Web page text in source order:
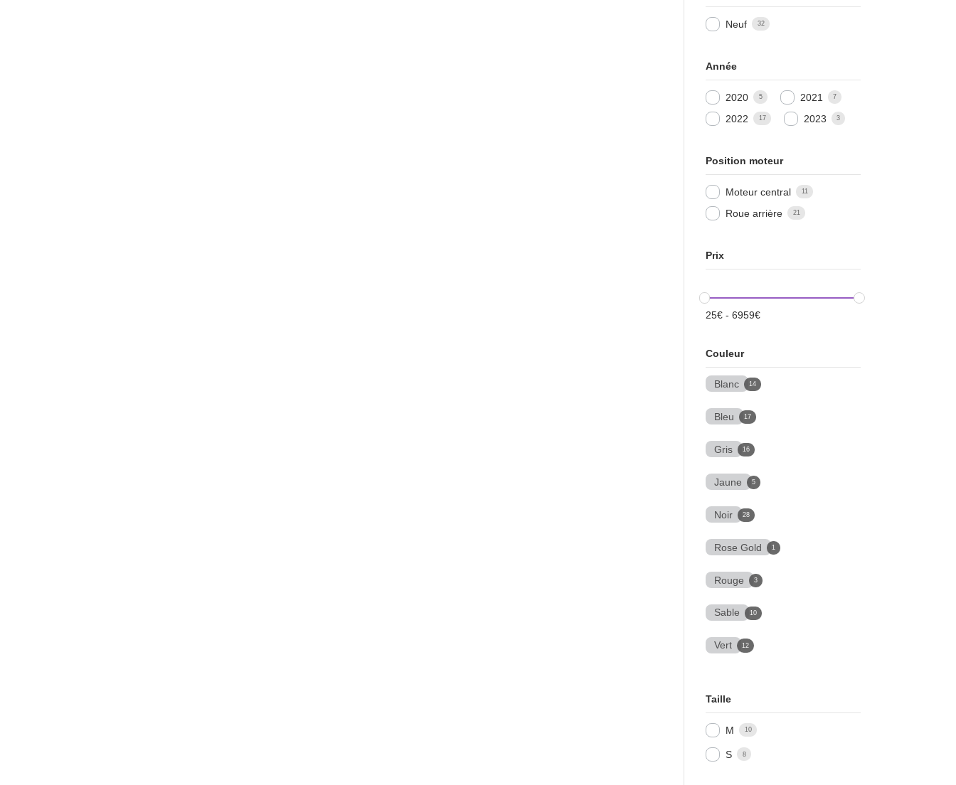
Neuf 32
Année
2020 5 2021 7
2022 17 2023 3
Position moteur
Moteur central 11
Roue arrière 21
Prix
25€ -6959€
Couleur
Blanc 14
Bleu 17
Gris 16
Jaune 5
Noir 28
Rose Gold 1
Rouge 3
Sable 10
Vert 12
Taille
M 10
S 8